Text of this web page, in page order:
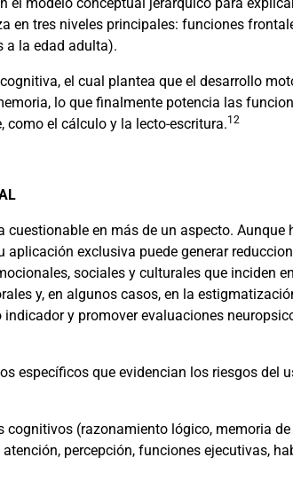
en tres niveles principales: funciones
a la edad adulta).
el cual plantea que el desarrollo
lo que finalmente potencia las
el cálculo y la lecto-escritura.12
en más de un aspecto.
exclusiva puede generar
sociales y culturales que inciden
y, en algunos casos, en la
y promover evaluaciones
específicos que evidencian los riesgos del
cognitivos (razonamiento lógico, memoria
percepción, funciones ejecutivas,